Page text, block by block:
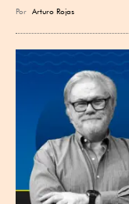
Por Arturo Rojas